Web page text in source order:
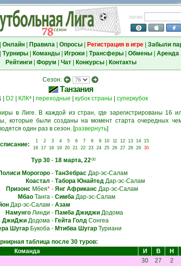
логин
Онлайн| Правила| Опросы| Регистрация в игре| Забыли
Турниры| Команды| Игроки| Трансферы| Обмены| Аренда
Рейтинги| Форум Чат| Конкурсы| Контакты
Сезон:
Танзания
D2 КЛК4| переходные кубок страны суперкубок
в Лиге. В каждой из стран, где зарегистрированы 16
которые были созданы на момент старта очередных
один раз в сезон. [развернуть]
1 2 3 4 5 6 7 8 9 10 11 12 13 14
15
16
17 18 19 20 21 22 23 24 25 26 27 28 29 30
Тур 30- 18 марта, 2200
Морогоро- ТанЗебрасДар-эс-Салам
Коастал - Табора ЮнайтедДар-эс-Салам
ПризонсМбея*- Янг АфрикансДар-эс-Салам
МбаоТанга- СимбаДар-эс-Салам
Дар-эс-Салам- Азам
НамунгоЛинди - Памба ДжиджиДодома
ДжиДжиДодома- Гейта ГолдСонгеа
ШугарБукоба- Мтибва ШугарТуриани
таблица после 30 туров:
Команда И В Н
30 27 2